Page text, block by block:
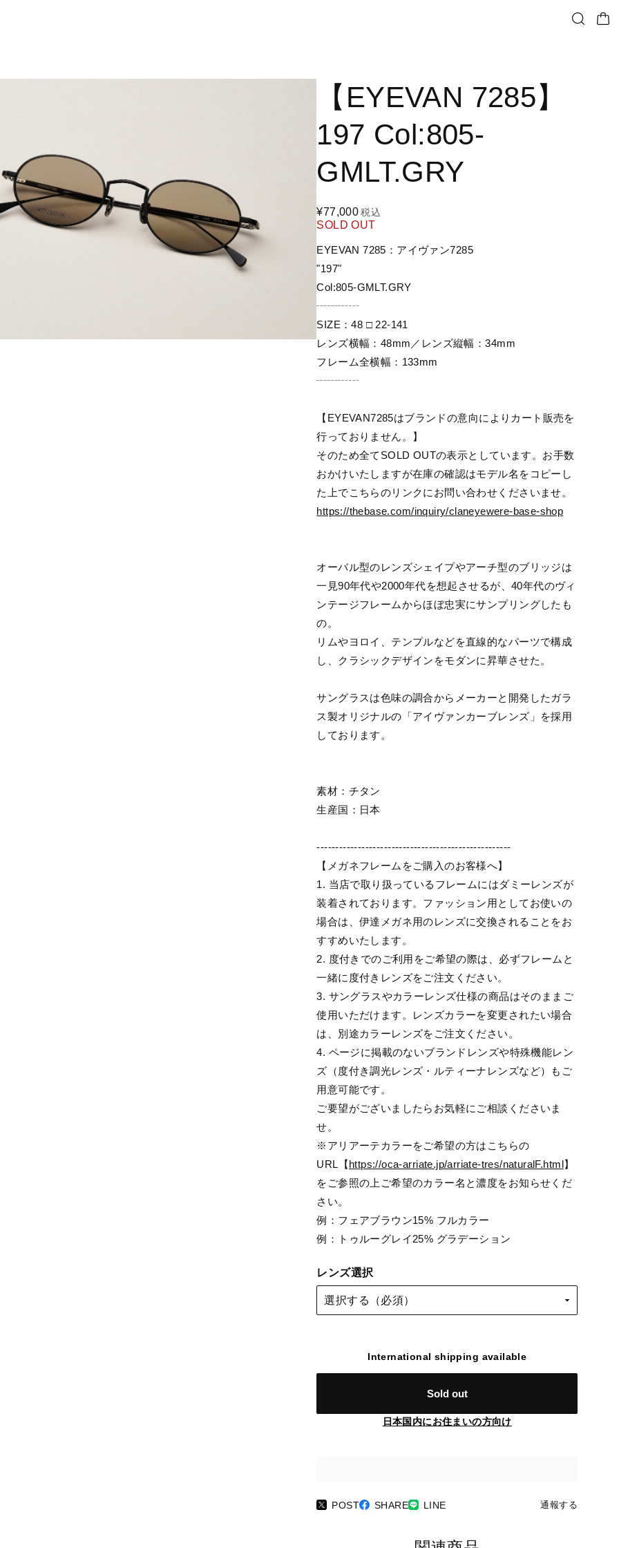
【EYEVAN 7285】
197 Col:805-
GMLT.GRY
¥77,000 税込
SOLD OUT
EYEVAN 7285：アイヴァン7285
"197"
Col:805-GMLT.GRY
┄┄┄┄
SIZE：48 □ 22-141
レンズ横幅：48mm／レンズ縦幅：34mm
フレーム全横幅：133mm
┄┄┄┄
【EYEVAN7285はブランドの意向によりカート販売を
行っておりません。】
そのため全てSOLD OUTの表示としています。お手数
おかけいたしますが在庫の確認はモデル名をコピーし
た上でこちらのリンクにお問い合わせくださいませ。
https://thebase.com/inquiry/claneyewere-base-shop
オーバル型のレンズシェイプやアーチ型のブリッジは
一見90年代や2000年代を想起させるが、40年代のヴィ
ンテージフレームからほぼ忠実にサンプリングしたも
の。
リムやヨロイ、テンプルなどを直線的なパーツで構成
し、クラシックデザインをモダンに昇華させた。
サングラスは色味の調合からメーカーと開発したガラ
ス製オリジナルの「アイヴァンカーブレンズ」を採用
しております。
素材：チタン
生産国：日本
----------------------------------------------------
【メガネフレームをご購入のお客様へ】
1. 当店で取り扱っているフレームにはダミーレンズが
装着されております。ファッション用としてお使いの
場合は、伊達メガネ用のレンズに交換されることをお
すすめいたします。
2. 度付きでのご利用をご希望の際は、必ずフレームと
一緒に度付きレンズをご注文ください。
3. サングラスやカラーレンズ仕様の商品はそのままご
使用いただけます。レンズカラーを変更されたい場合
は、別途カラーレンズをご注文ください。
4. ページに掲載のないブランドレンズや特殊機能レン
ズ（度付き調光レンズ・ルティーナレンズなど）もご
用意可能です。
ご要望がございましたらお気軽にご相談くださいま
せ。
※アリアーテカラーをご希望の方はこちらの
URL【https://oca-arriate.jp/arriate-tres/naturalF.html】
をご参照の上ご希望のカラー名と濃度をお知らせくだ
さい。
例：フェアブラウン15% フルカラー
例：トゥルーグレイ25% グラデーション
レンズ選択
International shipping available
Sold out
日本国内にお住まいの方向け
POST SHARE LINE 通報する